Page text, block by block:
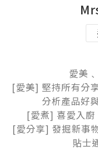
愛美
[愛美] 堅持所有分
分析產品好
[愛煮] 喜愛入
[愛分享] 發掘新事
貼士